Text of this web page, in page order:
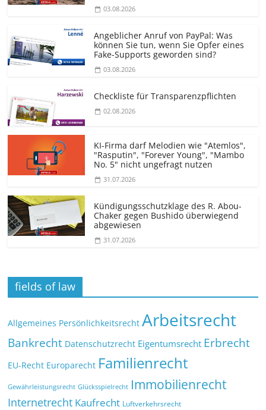
03.08.2026
Angeblicher Anruf von PayPal: Was
können Sie tun, wenn Sie Opfer eines
Fake-Supports geworden sind?
03.08.2026
Checkliste für Transparenz­pflichten
02.08.2026
KI-Firma darf Melodien wie "Atemlos",
"Rasputin", "Forever Young", "Mambo
No. 5" nicht ungefragt nutzen
31.07.2026
Kündigungs­schutzklage des R. Abou-
Chaker gegen Bushido überwiegend
abgewiesen
31.07.2026
fields of law
Allgemeines Persönlichkeitsrecht Arbeitsrecht
Bankrecht Datenschutzrecht Eigentumsrecht Erbrecht
EU-Recht Europarecht Familienrecht
Gewährleistungsrecht Glücksspielrecht Immobilienrecht
Internetrecht Kaufrecht Luftverkehrsrecht